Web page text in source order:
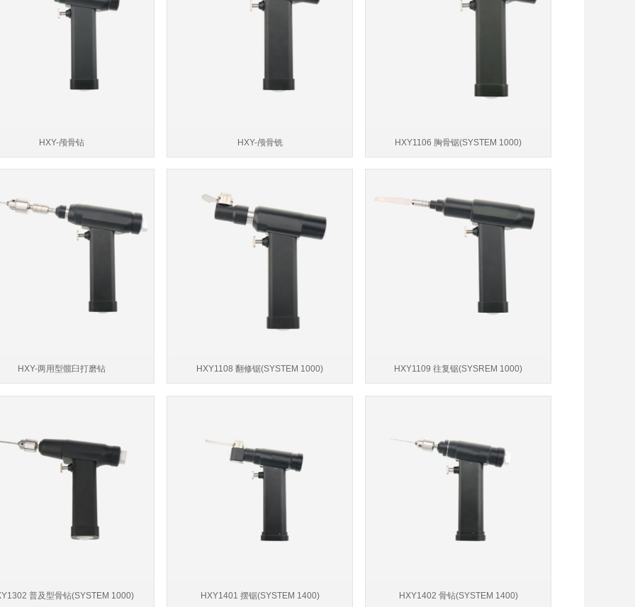
HXY-颅骨钻 HXY-颅骨铣 HXY1106 胸骨锯(SYSTEM 1000)
HXY-两用型髋臼打磨钻 HXY1108 翻修锯(SYSTEM 1000) HXY1109 往复锯(SYSREM 1000)
普及型骨钻(SYSTEM 1000) HXY1401 摆锯(SYSTEM 1400) HXY1402 骨钻(SYSTEM 1400)